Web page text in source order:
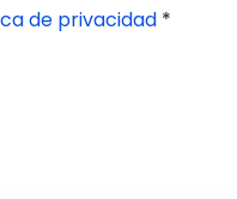
de privacidad *